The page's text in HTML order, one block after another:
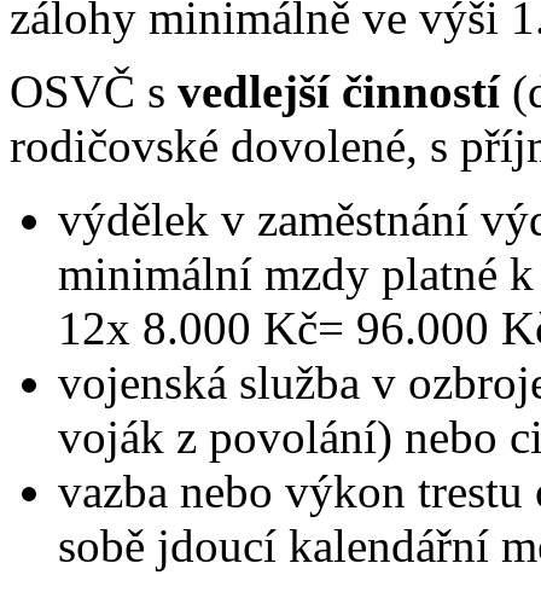
zálohy minimálně ve výši
OSVČ s vedlejší činností
rodičovské dovolené, s
výdělek v zaměstnání
minimální mzdy platné
12x 8.000 Kč= 96.000
vojenská služba v
voják z povolání) nebo
vazba nebo výkon
sobě jdoucí kalendářní